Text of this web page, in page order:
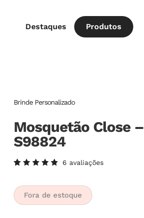
Destaques Produtos
Brinde Personalizado
Mosquetão Close –
S98824
5.00de
5, com
baseado
em
6 avaliações
Fora de estoque